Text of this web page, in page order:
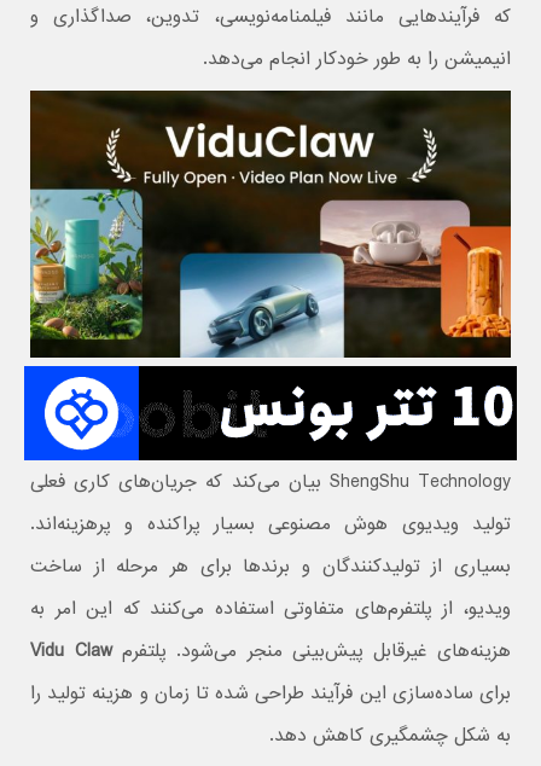
که فرآیندهایی مانند فیلمنامه‌نویسی، تدوین، صداگذاری و
انیمیشن را به طور خودکار انجام می‌دهد.
ShengShu Technology بیان می‌کند که جریان‌های کاری فعلی
تولید ویدیوی هوش مصنوعی بسیار پراکنده و پرهزینه‌اند.
بسیاری از تولیدکنندگان و برندها برای هر مرحله از ساخت
ویدیو، از پلتفرم‌های متفاوتی استفاده می‌کنند که این امر به
هزینه‌های غیرقابل پیش‌بینی منجر می‌شود. پلتفرمVidu Claw
برای ساده‌سازی این فرآیند طراحی شده تا زمان و هزینه تولید را
به شکل چشمگیری کاهش دهد.